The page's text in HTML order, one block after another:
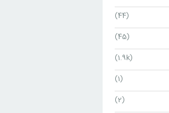
(44)
(45)
(1.9k)
(1)
(2)